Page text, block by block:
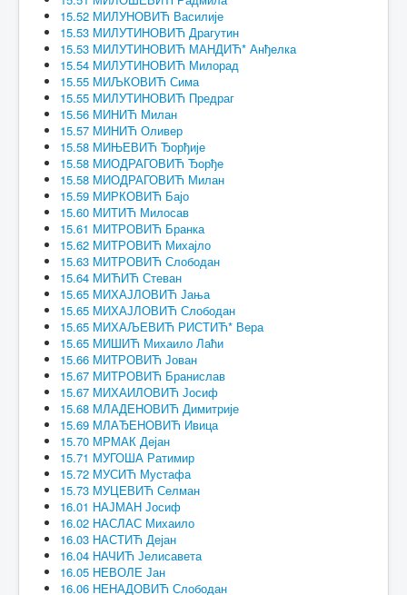
15.52 МИЛУНОВИЋ Василије
15.53 МИЛУТИНОВИЋ Драгутин
15.53 МИЛУТИНОВИЋ МАНДИЋ* Анђелка
15.54 МИЛУТИНОВИЋ Милорад
15.55 МИЉКОВИЋ Сима
15.55 МИЛУТИНОВИЋ Предраг
15.56 МИНИЋ Милан
15.57 МИНИЋ Оливер
15.58 МИЊЕВИЋ Ђорђије
15.58 МИОДРАГОВИЋ Ђорђе
15.58 МИОДРАГОВИЋ Милан
15.59 МИРКОВИЋ Бајо
15.60 МИТИЋ Милосав
15.61 МИТРОВИЋ Бранка
15.62 МИТРОВИЋ Михајло
15.63 МИТРОВИЋ Слободан
15.64 МИЋИЋ Стеван
15.65 МИХАЈЛОВИЋ Јања
15.65 МИХАЈЛОВИЋ Слободан
15.65 МИХАЉЕВИЋ РИСТИЋ* Вера
15.65 МИШИЋ Михаило Лаћи
15.66 МИТРОВИЋ Јован
15.67 МИТРОВИЋ Бранислав
15.67 МИХАИЛОВИЋ Јосиф
15.68 МЛАДЕНОВИЋ Димитрије
15.69 МЛАЂЕНОВИЋ Ивица
15.70 МРМАК Дејан
15.71 МУГОША Ратимир
15.72 МУСИЋ Мустафа
15.73 МУЦЕВИЋ Селман
16.01 НАЈМАН Јосиф
16.02 НАСЛАС Михаило
16.03 НАСТИЋ Дејан
16.04 НАЧИЋ Јелисавета
16.05 НЕВОЛЕ Јан
16.06 НЕНАДОВИЋ Слободан